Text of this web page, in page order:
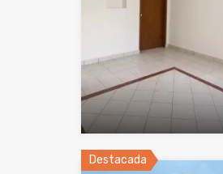
Destacada